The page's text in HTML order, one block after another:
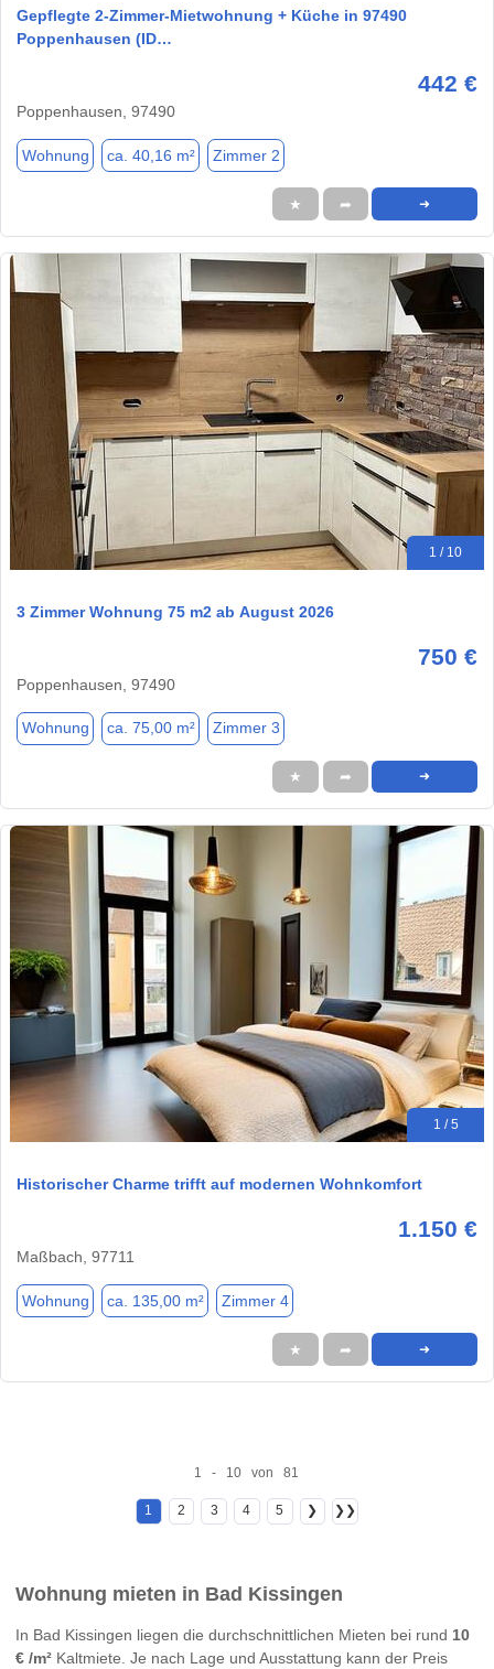
Gepflegte 2-Zimmer-Mietwohnung + Küche in 97490
Poppenhausen (ID…
442 €
Poppenhausen, 97490
Wohnung ca. 40,16 m² Zimmer 2
★ ➦ ➜
1 / 10
3 Zimmer Wohnung 75 m2 ab August 2026
750 €
Poppenhausen, 97490
Wohnung ca. 75,00 m² Zimmer 3
★ ➦ ➜
1 / 5
Historischer Charme trifft auf modernen Wohnkomfort
1.150 €
Maßbach, 97711
Wohnung ca. 135,00 m² Zimmer 4
★ ➦ ➜
1 - 10 von 81
1 2 3 4 5 ❯ ❯❯
Wohnung mieten in Bad Kissingen
In Bad Kissingen liegen die durchschnittlichen Mieten bei rund 10
€ /m² Kaltmiete. Je nach Lage und Ausstattung kann der Preis